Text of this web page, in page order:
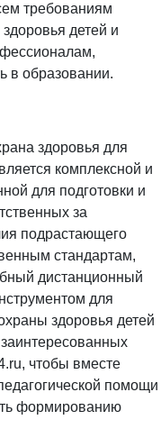
требованиям
детей и
в образовании.
здоровья для
комплексной и
для подготовки и
за
подрастающего
стандартам,
дистанционный
для
здоровья детей
чтобы вместе
помощи
формированию